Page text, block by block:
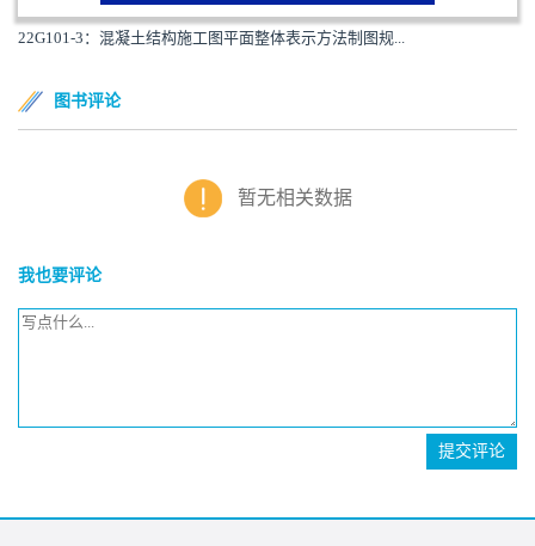
22G101-3：混凝土结构施工图平面整体表示方法制图规...
图书评论
暂无相关数据
我也要评论
提交评论